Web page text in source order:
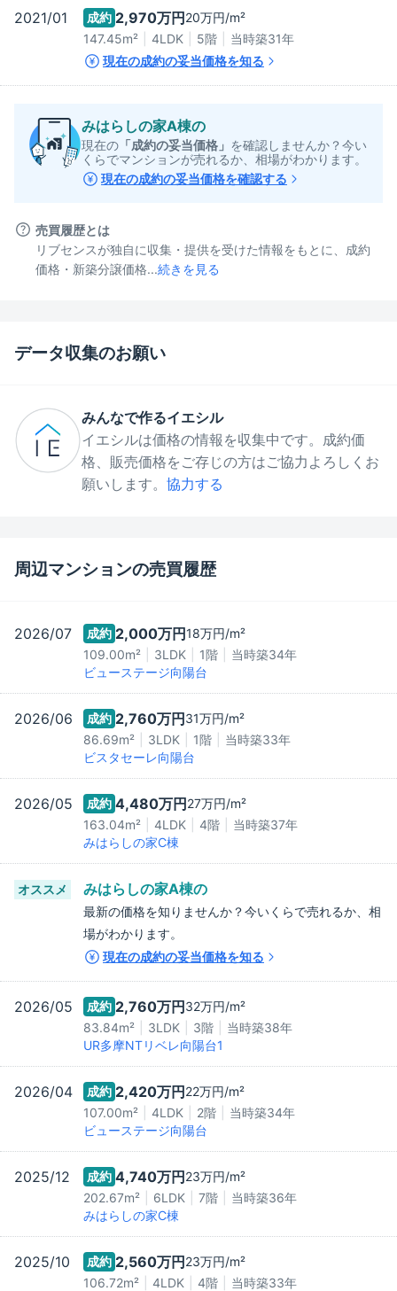
2021/01 成約 2,970万円20万円/m²
147.45m²
4LDK 5階 当時築31年
現在の成約の妥当価格を知る
みはらしの家A棟の
現在の 「成約の妥当価格」 を確認しませんか？今い
くらでマンションが売れるか、相場がわかります。
現在の成約の妥当価格を確認する
売買履歴とは
リブセンスが独自に収集・提供を受けた情報をもとに、成約
価格・新築分譲価格...続きを見る
データ収集のお願い
みんなで作るイエシル
イエシルは価格の情報を収集中です。成約価
格、販売価格をご存じの方はご協力よろしくお
願いします。 協力する
周辺マンションの売買履歴
2026/07 成約 2,000万円18万円/m²
109.00m²
3LDK 1階 当時築34年
ビューステージ向陽台
2026/06 成約 2,760万円31万円/m²
86.69m²
3LDK 1階 当時築33年
ビスタセーレ向陽台
2026/05 成約 4,480万円27万円/m²
163.04m²
4LDK 4階 当時築37年
みはらしの家C棟
オススメ みはらしの家A棟の
最新の価格を知りませんか？今いくらで売れるか、相
場がわかります。
現在の成約の妥当価格を知る
2026/05 成約 2,760万円32万円/m²
83.84m²
3LDK 3階 当時築38年
UR多摩NTリベレ向陽台1
2026/04 成約 2,420万円22万円/m²
107.00m²
4LDK 2階 当時築34年
ビューステージ向陽台
2025/12 成約 4,740万円23万円/m²
202.67m²
6LDK 7階 当時築36年
みはらしの家C棟
2025/10 成約 2,560万円23万円/m²
106.72m²
4LDK 4階 当時築33年